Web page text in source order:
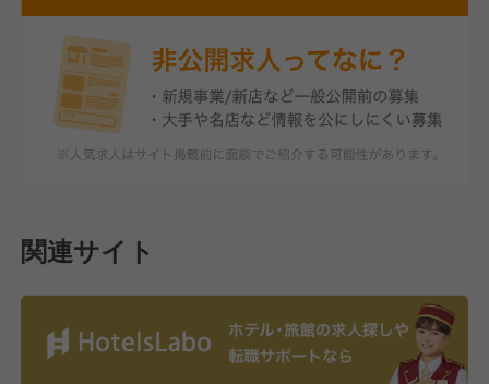
関連サイト